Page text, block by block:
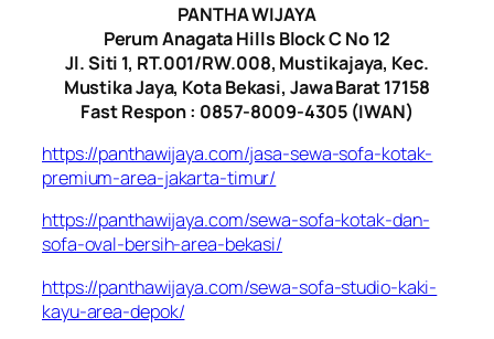
PANTHA WIJAYA
Perum Anagata Hills Block C No 12
Jl. Siti 1, RT.001/RW.008, Mustikajaya, Kec.
Mustika Jaya, Kota Bekasi, Jawa Barat 17158
Fast Respon : 0857-8009-4305 (IWAN)
https://panthawijaya.com/jasa-sewa-sofa-kotak-
premium-area-jakarta-timur/
https://panthawijaya.com/sewa-sofa-kotak-dan-
sofa-oval-bersih-area-bekasi/
https://panthawijaya.com/sewa-sofa-studio-kaki-
kayu-area-depok/